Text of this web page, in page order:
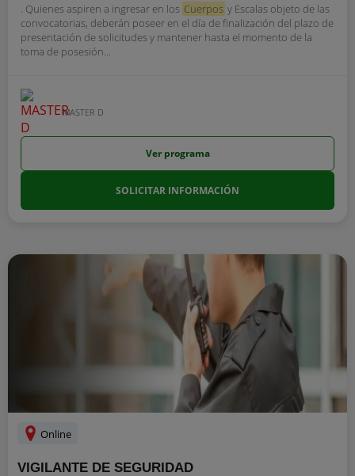
. Quienes aspiren a ingresar en los Cuerpos y Escalas objeto de las
convocatorias, deberán poseer en el día de finalización del plazo de
presentación de solicitudes y mantener hasta el momento de la
toma de posesión...
MASTER D
Ver programa
SOLICITAR INFORMACIÓN
Online
VIGILANTE DE SEGURIDAD